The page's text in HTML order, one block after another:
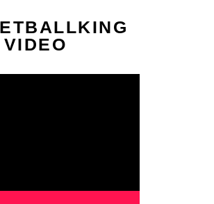
VIDEO